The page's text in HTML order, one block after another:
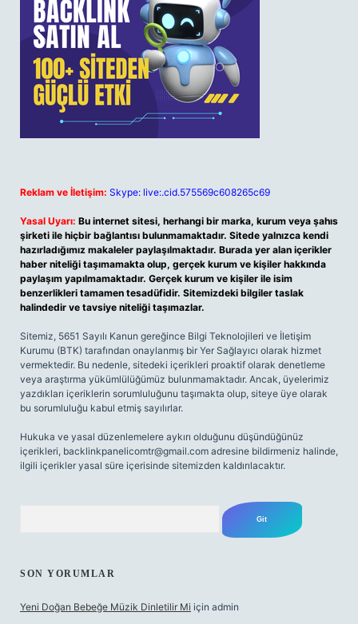
Reklam ve İletişim: Skype: live:.cid.575569c608265c69
Yasal Uyarı: Bu internet sitesi, herhangi bir marka, kurum veya şahıs
şirketi ile hiçbir bağlantısı bulunmamaktadır. Sitede yalnızca kendi
hazırladığımız makaleler paylaşılmaktadır. Burada yer alan içerikler
haber niteliği taşımamakta olup, gerçek kurum ve kişiler hakkında
paylaşım yapılmamaktadır. Gerçek kurum ve kişiler ile isim
benzerlikleri tamamen tesadüfidir. Sitemizdeki bilgiler taslak
halindedir ve tavsiye niteliği taşımazlar.
Sitemiz, 5651 Sayılı Kanun gereğince Bilgi Teknolojileri ve İletişim
Kurumu (BTK) tarafından onaylanmış bir Yer Sağlayıcı olarak hizmet
vermektedir. Bu nedenle, sitedeki içerikleri proaktif olarak denetleme
veya araştırma yükümlülüğümüz bulunmamaktadır. Ancak, üyelerimiz
yazdıkları içeriklerin sorumluluğunu taşımakta olup, siteye üye olarak
bu sorumluluğu kabul etmiş sayılırlar.
Hukuka ve yasal düzenlemelere aykırı olduğunu düşündüğünüz
içerikleri, backlinkpanelicomtr@gmail.com adresine bildirmeniz halinde,
ilgili içerikler yasal süre içerisinde sitemizden kaldırılacaktır.
SON YORUMLAR
Yeni Doğan Bebeğe Müzik Dinletilir Mi için admin